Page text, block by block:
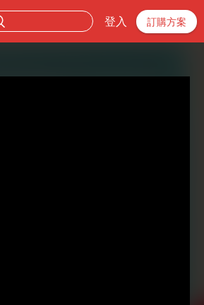
登入 訂購方案